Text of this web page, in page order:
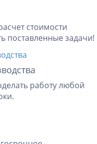
стоимости
поставленные задачи!
работу любой